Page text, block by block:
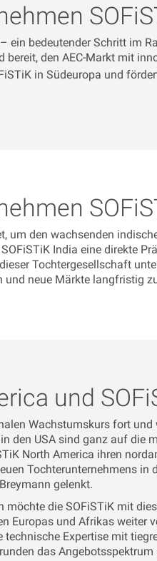
ein bedeutender Schritt im
den AEC-Markt mit
in Südeuropa und
um den wachsenden
India eine direkte
Tochtergesellschaft
neue Märkte langfristig
und
Wachstumskurs fort
den USA sind ganz auf die
North America ihren
Tochterunternehmens in
gelenkt.
die SOFiSTiK mit
Europas und Afrikas weiter
Expertise mit
das Angebotsspektrum